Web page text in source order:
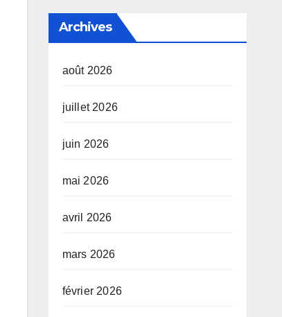
Archives
août 2026
juillet 2026
juin 2026
mai 2026
avril 2026
mars 2026
février 2026